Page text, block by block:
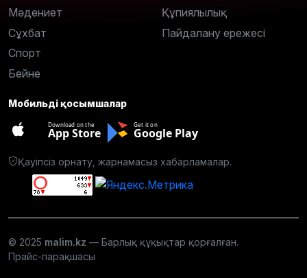
Мәдениет
Сұхбат
Спорт
Бейне
Құпиялылық
Пайдалану ережесі
Мобильді қосымшалар
Download on the
App Store
Get it on
Google Play
Қауіпсіз орнату, жарнамасыз хабарламалар.
© 2025 malim.kz — Барлық құқықтар қорғалған.
Прайс-парақшасы